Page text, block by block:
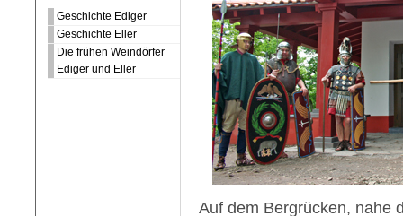
Geschichte Ediger
Geschichte Eller
Die frühen Weindörfer
Ediger und Eller
Auf dem Bergrücken, nahe